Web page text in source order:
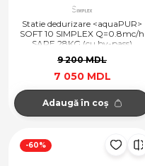
Statie dedurizare <aquaPUR>
SOFT 10 SIMPLEX Q=0.8mc/h
SARE 28KG (cu by-pass)
9 200 MDL
7 050 MDL
Adaugă în coș
-60%